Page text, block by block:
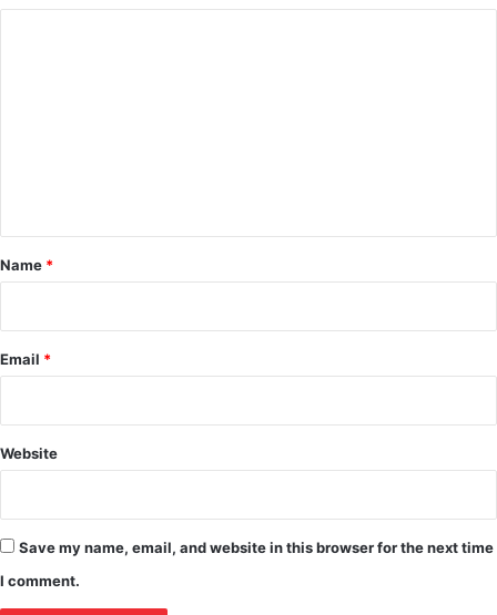
*
Name *
Email *
Website
Save my name, email, and website in this browser for the next time
I comment.